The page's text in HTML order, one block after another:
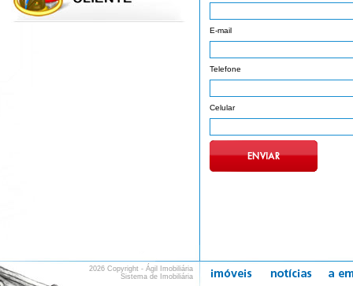
E-mail
Telefone
Celular
2026 Copyright - Ágil Imobiliária
Sistema de Imobiliária